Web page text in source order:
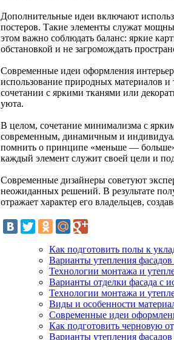
Дополнительные идеи включают
постеров. Такие элементы служат
этом важно соблюдать баланс: яркие
обстановкой и не загромождать
Современные идеи оформления
использование природных материалов
сочетании с яркими тканями или
уюта.
В целом, сочетание минимализма с
современным, динамичным и
помнить о принципе «меньше — больше».
каждый элемент служит своей цели и
Современные дизайнеры советуют
неожиданных решений. В результате
отражает характер его владельцев,
Как подготовить полы к
Варианты утепления
Технологии монтажа и
Варианты отделки фасада с
Технологии монтажа и
Виды и особенности
Современные идеи
Как подготовить черновую
Варианты утепления